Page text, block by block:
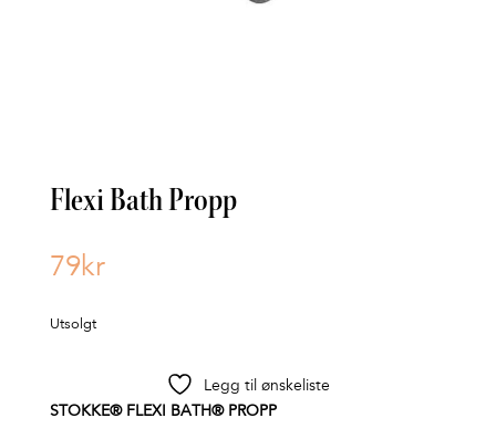
Flexi Bath Propp
79kr
Utsolgt
Legg til ønskeliste
STOKKE® FLEXI BATH® PROPP